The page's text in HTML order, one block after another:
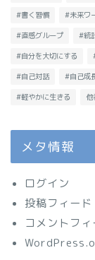
#書く習慣 #未来ワ
#直感グループ #統
#自分を大切にする
#自己対話 #自己成
#軽やかに生きる 他
メタ情報
ログイン
投稿フィード
コメントフィ